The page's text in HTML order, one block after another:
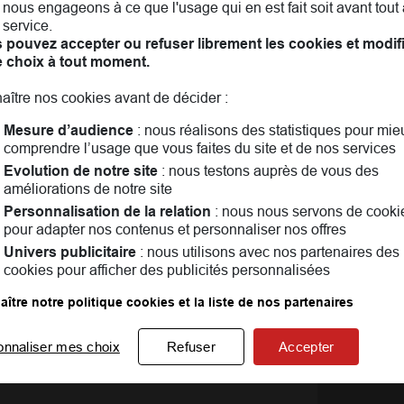
le-Duc! Assurance auto, assurance habitation,
le mieux. Ensemble, nous parlerons aussi
vous pouvez consulter lesavis clients
nous engageons à ce que l'usage qui en est fait soit avant tout
pouvez accepter ou refuser librement les cookies et
choix à tout moment.
nos cookies avant de décider :
Mesure d’audience : nous réalisons des statistiques pour
comprendre l’usage que vous faites du site et de nos services
Evolution de notre site : nous testons auprès de vous des
améliorations de notre site
Personnalisation de la relation : nous nous servons de
pour adapter nos contenus et personnaliser nos offres
Univers publicitaire : nous utilisons avec nos partenaires des
cookies pour afficher des publicités personnalisées
notre politique cookies et la liste de nos partenaires
mes choix Refuser Accepter